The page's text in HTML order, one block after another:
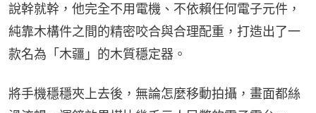
說幹就幹，他完全不用電機、不依賴任何電子元件，
純靠木構件之間的精密咬合與合理配重，打造出了一
款名為「木疆」的木質穩定器。
將手機穩穩夾上去後，無論怎麼移動拍攝，畫面都絲